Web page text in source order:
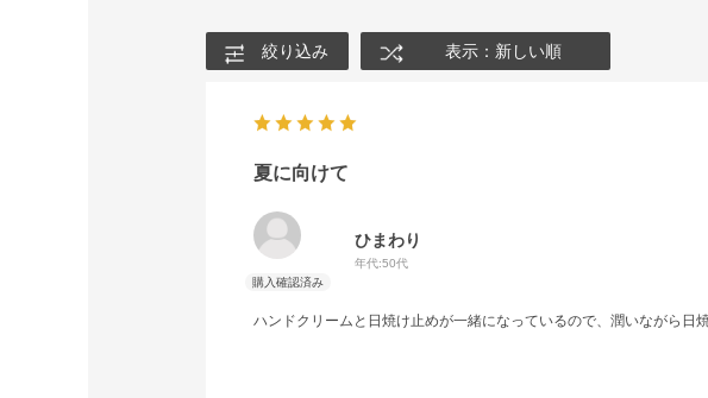
絞り込み 表示：新しい順
夏に向けて
ひまわり
年代:50代
ハンドクリームと日焼け止めが一緒になっているので、潤いながら日